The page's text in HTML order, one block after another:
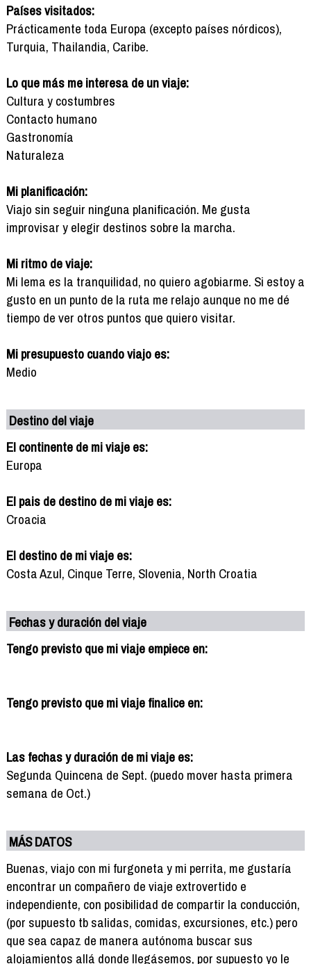
Países visitados:
Prácticamente toda Europa (excepto países nórdicos),
Turquia, Thailandia, Caribe.
Lo que más me interesa de un viaje:
Cultura y costumbres
Contacto humano
Gastronomía
Naturaleza
Mi planificación:
Viajo sin seguir ninguna planificación. Me gusta
improvisar y elegir destinos sobre la marcha.
Mi ritmo de viaje:
Mi lema es la tranquilidad, no quiero agobiarme. Si estoy a
gusto en un punto de la ruta me relajo aunque no me dé
tiempo de ver otros puntos que quiero visitar.
Mi presupuesto cuando viajo es:
Medio
Destino del viaje
El continente de mi viaje es:
Europa
El pais de destino de mi viaje es:
Croacia
El destino de mi viaje es:
Costa Azul, Cinque Terre, Slovenia, North Croatia
Fechas y duración del viaje
Tengo previsto que mi viaje empiece en:
Tengo previsto que mi viaje finalice en:
Las fechas y duración de mi viaje es:
Segunda Quincena de Sept. (puedo mover hasta primera
semana de Oct.)
MÁS DATOS
Buenas, viajo con mi furgoneta y mi perrita, me gustaría
encontrar un compañero de viaje extrovertido e
independiente, con posibilidad de compartir la conducción,
(por supuesto tb salidas, comidas, excursiones, etc.) pero
que sea capaz de manera autónoma buscar sus
alojamientos allá donde llegásemos, por supuesto yo le